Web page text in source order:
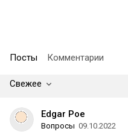
Посты Комментарии
Свежее
Edgar Poe
Вопросы 09.10.2022